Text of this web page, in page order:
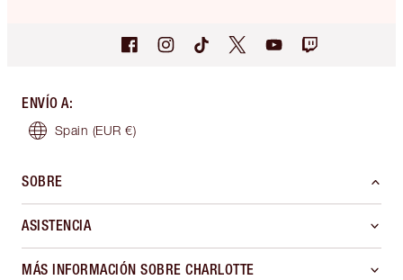
ENVÍO A:
Spain (EUR €)
SOBRE
ASISTENCIA
MÁS INFORMACIÓN SOBRE CHARLOTTE